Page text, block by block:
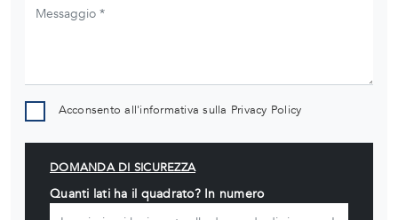
Acconsento all'informativa sulla Privacy Policy
DOMANDA DI SICUREZZA
Quanti lati ha il quadrato? In numero